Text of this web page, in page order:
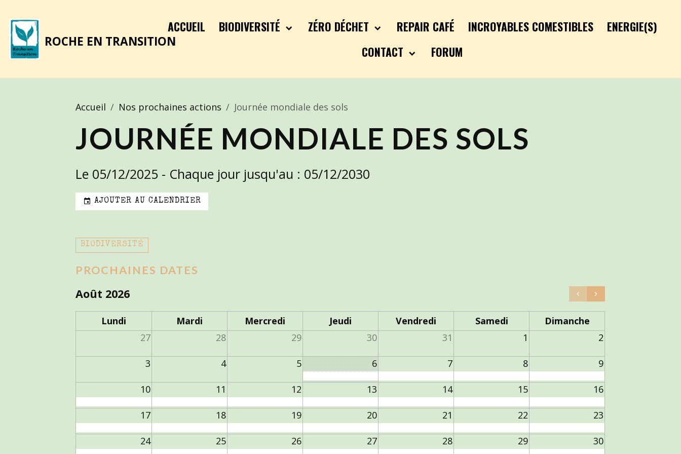
ROCHE EN TRANSITION
ACCUEIL BIODIVERSITÉ ZÉRO DÉCHET REPAIR CAFÉ INCROYABLES COMESTIBLES
ENERGIE(S)
CONTACT
FORUM
Accueil Nos prochaines actions Journée mondiale des sols
JOURNÉE MONDIALE DES SOLS
Le 05/12/2025 - Chaque jour jusqu'au : 05/12/2030
AJOUTER AU CALENDRIER
BIODIVERSITÉ
PROCHAINES DATES
Août 2026
Lundi Mardi Mercredi Jeudi Vendredi Samedi
Dimanche
27
28 29 30 31 1 2
3 4 5 6 7 8 9
10 11 12 13 14 15 16
17 18 19 20 21 22 23
24 25 26 27 28 29 30